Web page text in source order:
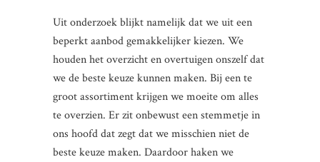
Uit onderzoek blijkt namelijk dat we uit een
beperkt aanbod gemakkelijker kiezen. We
houden het overzicht en overtuigen onszelf dat
we de beste keuze kunnen maken. Bij een te
groot assortiment krijgen we moeite om alles
te overzien. Er zit onbewust een stemmetje in
ons hoofd dat zegt dat we misschien niet de
beste keuze maken. Daardoor haken we